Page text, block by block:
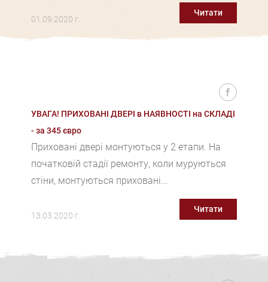
01.09.2020 г.
Читати
УВАГА! ПРИХОВАНІ ДВЕРІ в НАЯВНОСТІ на СКЛАДІ
- за 345 євро
Приховані двері монтуються у 2 етапи. На
початковій стадії ремонту, коли муруються
стіни, монтуються приховані...
13.03.2020 г.
Читати